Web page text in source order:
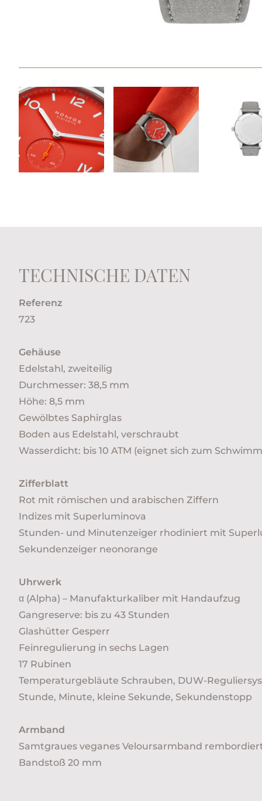
TECHNISCHE DATEN
Referenz
723
Gehäuse
Edelstahl, zweiteilig
Durchmesser: 38,5 mm
Höhe: 8,5 mm
Gewölbtes Saphirglas
Boden aus Edelstahl, verschraubt
Wasserdicht: bis 10 ATM (eignet sich zum
Zifferblatt
Rot mit römischen und arabischen Ziffern
Indizes mit Superluminova
Stunden- und Minutenzeiger rhodiniert mit
Sekundenzeiger neonorange
Uhrwerk
α (Alpha) – Manufakturkaliber mit Handaufzug
Gangreserve: bis zu 43 Stunden
Glashütter Gesperr
Feinregulierung in sechs Lagen
17 Rubinen
Temperaturgebläute Schrauben, DUW-
Stunde, Minute, kleine Sekunde, Sekundenstopp
Armband
Samtgraues veganes Veloursarmband
Bandstoß 20 mm